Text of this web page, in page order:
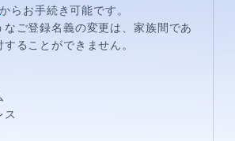
からお手続き可能です。
なご登録名義の変更は、家族間であ
ることができません。
ス